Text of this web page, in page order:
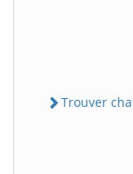
Trouver